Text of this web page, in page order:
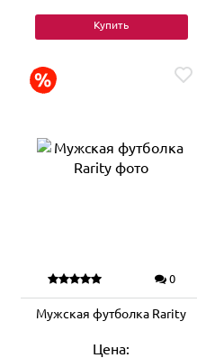
Купить
0
Мужская футболка Rarity
Цена: